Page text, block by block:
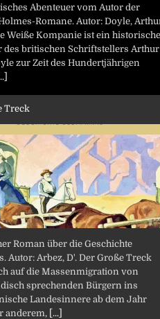
Abenteuer vom Autor der
Romane. Autor: Doyle,
Weiße Kompanie ist ein
des britischen Schriftstellers Arthur
zur Zeit des Hundertjährigen
Treck
Roman über die Geschichte
Autor: Arbez, D'. Der Große Treck
auf die Massenmigration von
sprechenden Bürgern ins
Landesinnere ab dem Jahr
anderem, [...]